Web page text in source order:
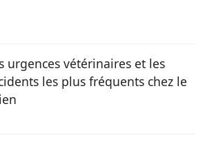
urgences vétérinaires et les
les plus fréquents chez le